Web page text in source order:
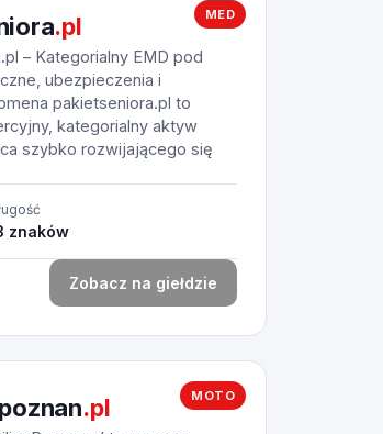
MED
.pl
– Kategorialny EMD pod
ubezpieczenia i
pakietseniora.pl to
kategorialny aktyw
szybko rozwijającego się
znaków
Zobacz na giełdzie
MOTO
.pl